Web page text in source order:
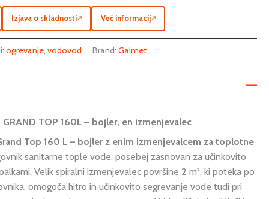
Izjava o skladnosti↗ Več informacij↗
ogrevanje,vodovod Brand:Galmet
GRAND TOP 160L – bojler, en izmenjevalec
Top 160 L – bojler z enim izmenjevalcem za toplotne
sanitarne tople vode, posebej zasnovan za učinkovito
Velik spiralni izmenjevalec površine 2 m², ki poteka po
omogoča hitro in učinkovito segrevanje vode tudi pri